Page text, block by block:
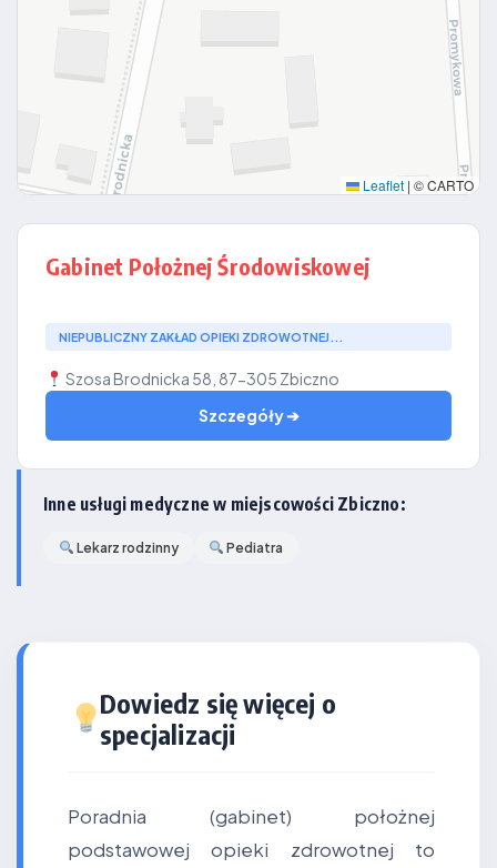
Leaflet | © CARTO
Gabinet Położnej Środowiskowej
NIEPUBLICZNY ZAKŁAD OPIEKI ZDROWOTNEJ...
Szosa Brodnicka 58, 87-305 Zbiczno
Szczegóły ➔
Inne usługi medyczne w miejscowości Zbiczno:
Lekarz rodzinny Pediatra
Dowiedz się więcej o
specjalizacji
Poradnia (gabinet) położnej
podstawowej opieki zdrowotnej to